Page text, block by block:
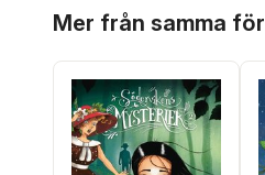
Mer från samma